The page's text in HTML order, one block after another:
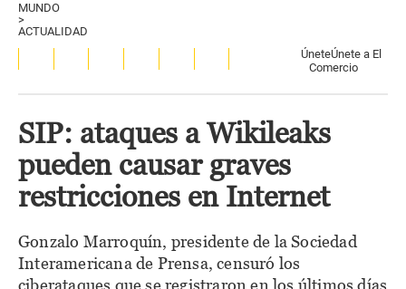
MUNDO
>
ACTUALIDAD
ÚneteÚnete a El
Comercio
SIP: ataques a Wikileaks
pueden causar graves
restricciones en Internet
Gonzalo Marroquín, presidente de la Sociedad
Interamericana de Prensa, censuró los
ciberataques que se registraron en los últimos días